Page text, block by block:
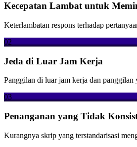
Kecepatan Lambat untuk
Keterlambatan respons terhadap
02
Jeda di Luar Jam Kerja
Panggilan di luar jam kerja dan
03
Penanganan yang Tidak
Kurangnya skrip yang terstandarisasi